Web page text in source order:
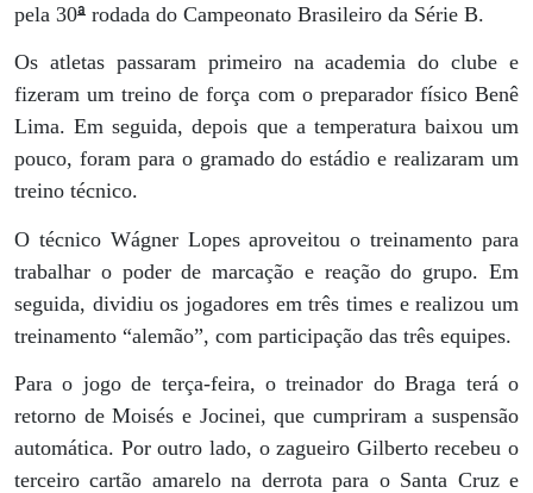
pela 30ª rodada do Campeonato Brasileiro da Série B.
Os atletas passaram primeiro na academia do clube e
fizeram um treino de força com o preparador físico Benê
Lima. Em seguida, depois que a temperatura baixou um
pouco, foram para o gramado do estádio e realizaram um
treino técnico.
O técnico Wágner Lopes aproveitou o treinamento para
trabalhar o poder de marcação e reação do grupo. Em
seguida, dividiu os jogadores em três times e realizou um
treinamento “alemão”, com participação das três equipes.
Para o jogo de terça-feira, o treinador do Braga terá o
retorno de Moisés e Jocinei, que cumpriram a suspensão
automática. Por outro lado, o zagueiro Gilberto recebeu o
terceiro cartão amarelo na derrota para o Santa Cruz e